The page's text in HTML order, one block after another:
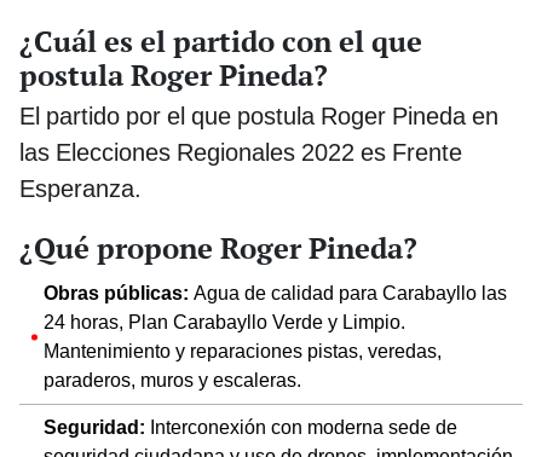
¿Cuál es el partido con el que
postula Roger Pineda?
El partido por el que postula Roger Pineda en
las Elecciones Regionales 2022 es Frente
Esperanza.
¿Qué propone Roger Pineda?
Obras públicas: Agua de calidad para Carabayllo las
24 horas, Plan Carabayllo Verde y Limpio.
Mantenimiento y reparaciones pistas, veredas,
paraderos, muros y escaleras.
Seguridad: Interconexión con moderna sede de